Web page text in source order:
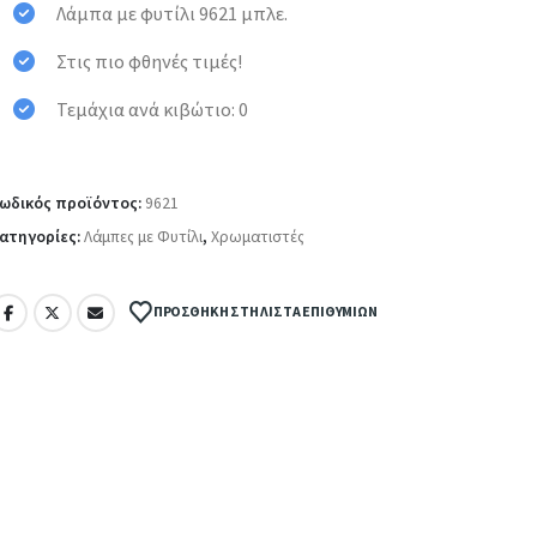
Λάμπα με φυτίλι 9621 μπλε.
Στις πιο φθηνές τιμές!
Τεμάχια ανά κιβώτιο: 0
προϊόντος: 9621
Λάμπες με Φυτίλι,Χρωματιστές
ΠΡΟΣΘΉΚΗ ΣΤΗ ΛΊΣΤΑ ΕΠΙΘΥΜΙΏΝ